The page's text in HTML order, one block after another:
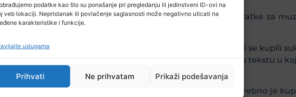
podatke kao što su ponašanje pri pregledanju ili jedinstveni ID-ovi na
veb lokaciji. Nepristanak ili povlačenje saglasnosti može negativno uticati na
karakteristike i funkcije.
uslugama
Prihvati Ne prihvatam Prikaži podešavanja
kićenja svatova, koverte kao najveće stavke, kao i izdatke za
iz Zavoda u ovom neobičnom istraživanju.
neophodno je u prosjeku izdvojiti 310 KM, i to kako bi se kupili
je koristiti i usluge frizera i kozmetičara, navodi Zavod u tekstu u
na svadbu.
izdvojiti 517 KM, od čega najviše košta odijelo, a potrebno je